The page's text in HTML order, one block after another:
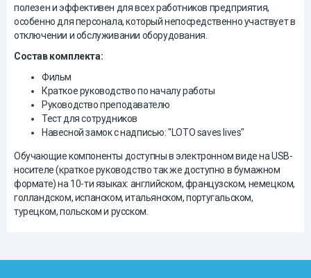
полезен и эффективен для всех работников предприятия,
особенно для персонала, который непосредственно участвует в
отключении и обслуживании оборудования.
Состав комплекта:
Фильм
Краткое руководство по началу работы
Руководство преподавателю
Тест для сотрудников
Навесной замок с надписью: "LOTO saves lives"
Обучающие компоненты доступны в электронном виде на USB-
носителе (краткое руководство так же доступно в бумажном
формате) на 10-ти языках: английском, французском, немецком,
голландском, испанском, итальянском, португальском,
турецком, польском и русском.